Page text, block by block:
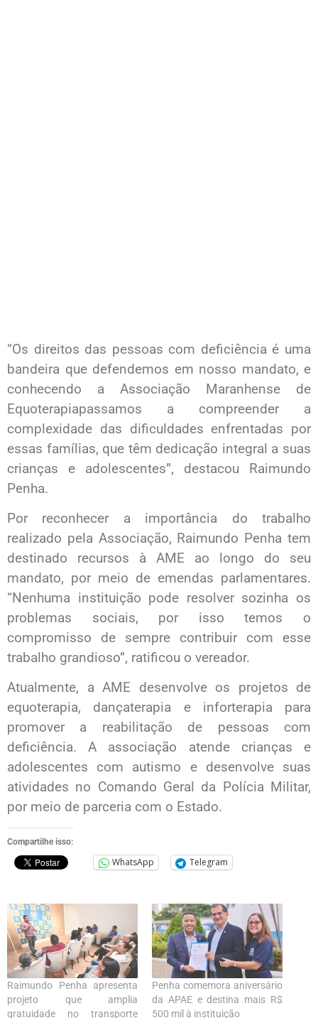
“Os direitos das pessoas com deficiência é uma
bandeira que defendemos em nosso mandato, e
conhecendo a Associação Maranhense de
Equoterapiapassamos a compreender a
complexidade das dificuldades enfrentadas por
essas famílias, que têm dedicação integral a suas
crianças e adolescentes”, destacou Raimundo
Penha.
Por reconhecer a importância do trabalho
realizado pela Associação, Raimundo Penha tem
destinado recursos à AME ao longo do seu
mandato, por meio de emendas parlamentares.
“Nenhuma instituição pode resolver sozinha os
problemas sociais, por isso temos o
compromisso de sempre contribuir com esse
trabalho grandioso”, ratificou o vereador.
Atualmente, a AME desenvolve os projetos de
equoterapia, dançaterapia e inforterapia para
promover a reabilitação de pessoas com
deficiência. A associação atende crianças e
adolescentes com autismo e desenvolve suas
atividades no Comando Geral da Polícia Militar,
por meio de parceria com o Estado.
Compartilhe isso:
WhatsApp Telegram
Raimundo Penha apresenta
projeto que amplia
gratuidade no transporte
Penha comemora aniversário
da APAE e destina mais R$
500 mil à instituição